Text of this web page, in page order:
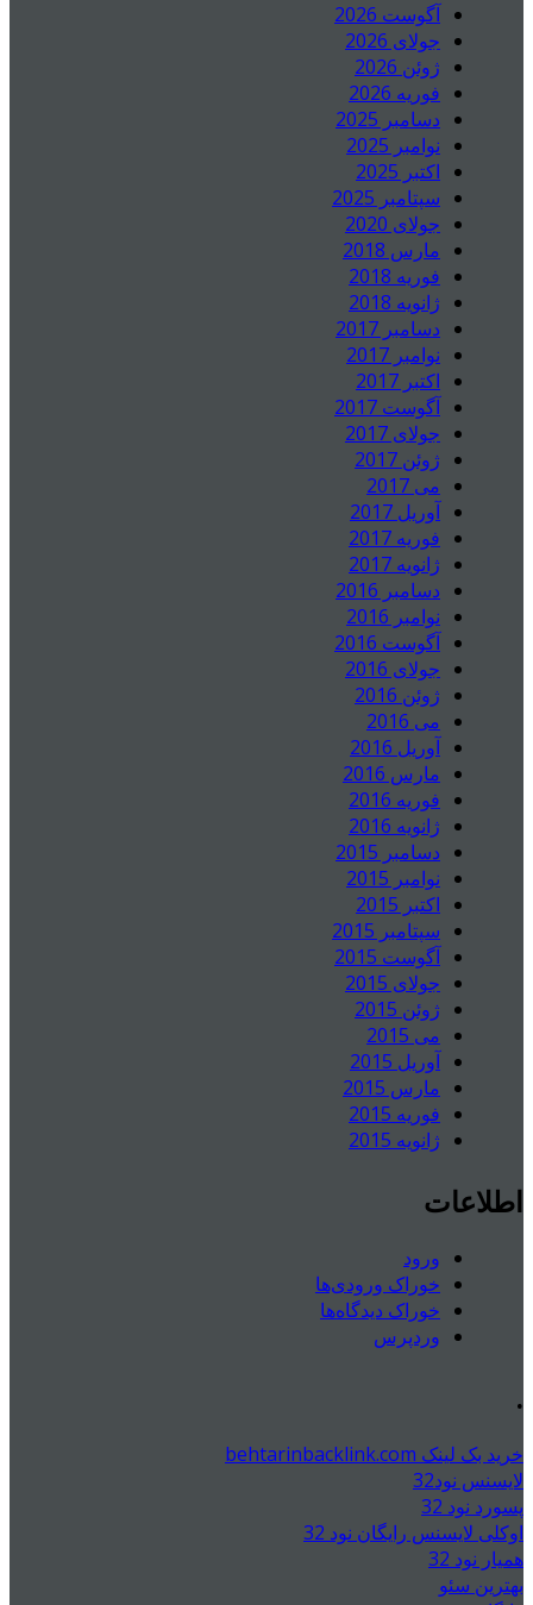
آگوست 2026
جولای 2026
ژوئن 2026
فوریه 2026
دسامبر 2025
نوامبر 2025
اکتبر 2025
سپتامبر 2025
جولای 2020
مارس 2018
فوریه 2018
ژانویه 2018
دسامبر 2017
نوامبر 2017
اکتبر 2017
آگوست 2017
جولای 2017
ژوئن 2017
می 2017
آوریل 2017
فوریه 2017
ژانویه 2017
دسامبر 2016
نوامبر 2016
آگوست 2016
جولای 2016
ژوئن 2016
می 2016
آوریل 2016
مارس 2016
فوریه 2016
ژانویه 2016
دسامبر 2015
نوامبر 2015
اکتبر 2015
سپتامبر 2015
آگوست 2015
جولای 2015
ژوئن 2015
می 2015
آوریل 2015
مارس 2015
فوریه 2015
ژانویه 2015
اطلاعات
ورود
خوراک ورودی‌ها
خوراک دیدگاه‌ها
وردپرس
.
خرید بک لینک behtarinbacklink.com
لایسنس نود32
پسورد نود 32
اوکلی لایسنس رایگان نود 32
همیار نود 32
بهترین سئو